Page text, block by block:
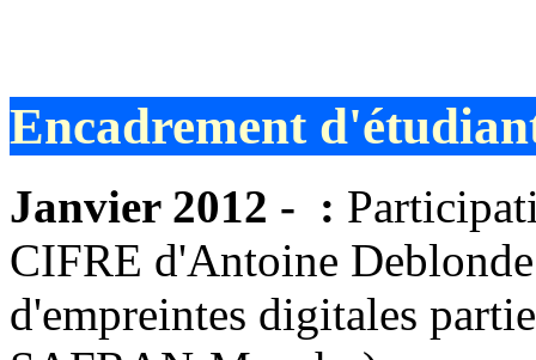
Encadrement
Janvier 2012 - :
CIFRE d'Antoine
d'empreintes digitales